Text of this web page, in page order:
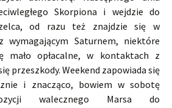
Skorpiona i wejdzie do
od razu też znajdzie się w
wymagającym Saturnem, niektóre
mało opłacalne, w kontaktach z
przeszkody. Weekend zapowiada się
i znacząco, bowiem w sobotę
walecznego Marsa do